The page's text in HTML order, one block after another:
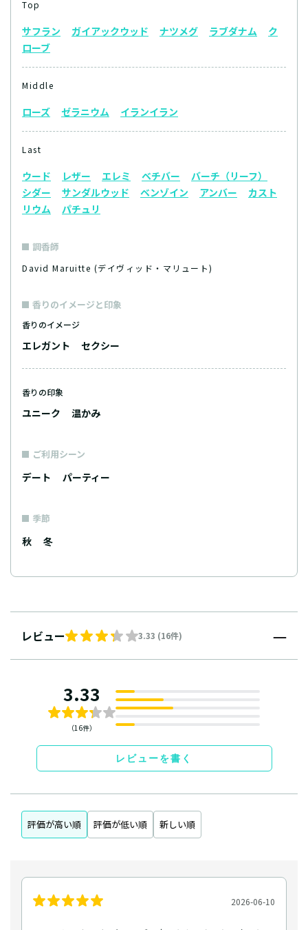
Top
サフラン ガイアックウッド ナツメグ ラブダナム
ク
ローブ
Middle
ローズ ゼラニウム イランイラン
Last
ウード レザー エレミ ベチバー
バーチ（リーフ）
シダー
サンダルウッド ベンゾイン アンバー
カスト
リウム
パチュリ
調香師
David Maruitte (デイヴィッド・マリュート)
香りのイメージと印象
香りのイメージ
エレガント セクシー
香りの印象
ユニーク 温かみ
ご利用シーン
デート パーティー
季節
秋 冬
レビュー 3.33 (16件)
3.33
（16件）
レビューを書く
評価が高い順 評価が低い順 新しい順
2026-06-10